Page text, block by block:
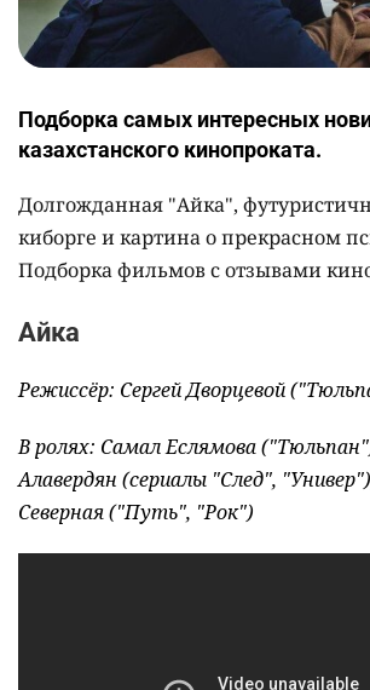
Подборка самых интересных
казахстанского кинопроката.
Долгожданная "Айка",
киборге и картина о прекрасном
Подборка фильмов с отзывами
Айка
Режиссёр: Сергей Дворцевой
В ролях: Самал Еслямова
Алавердян (сериалы "След",
Северная ("Путь", "Рок")